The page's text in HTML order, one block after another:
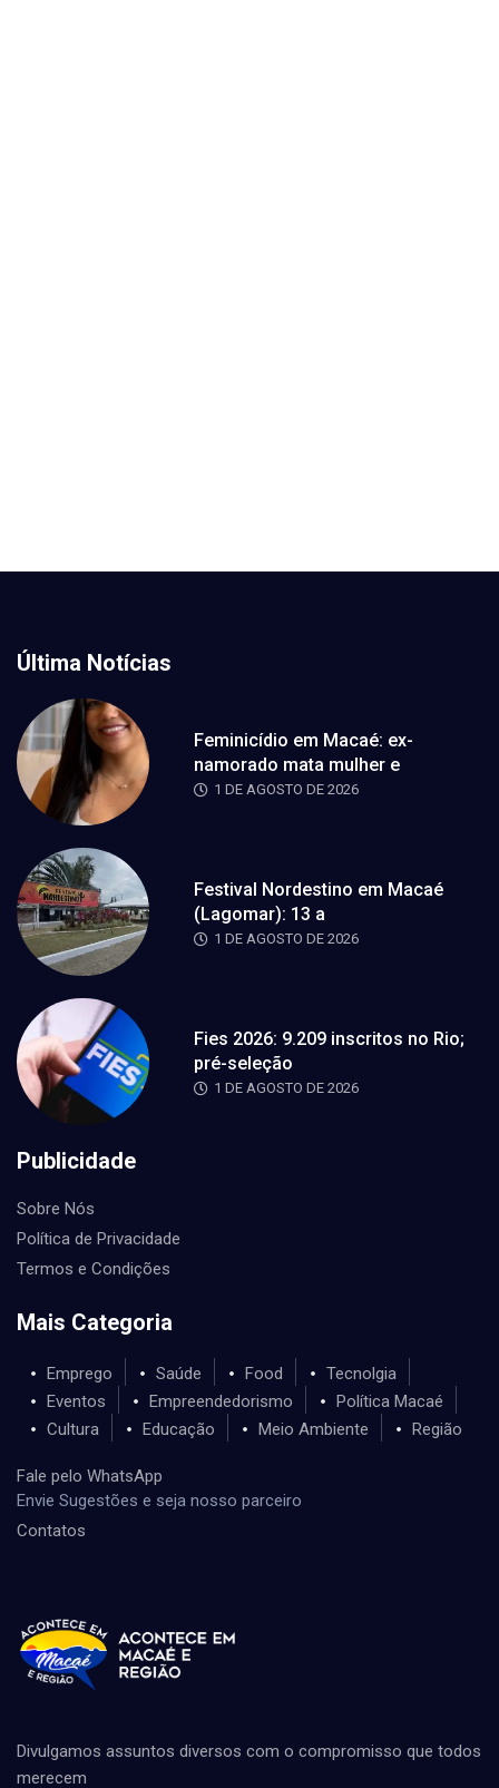
Última Notícias
Feminicídio em Macaé: ex-
namorado mata mulher e
1 DE AGOSTO DE 2026
Festival Nordestino em Macaé
(Lagomar): 13 a
1 DE AGOSTO DE 2026
Fies 2026: 9.209 inscritos no Rio;
pré-seleção
1 DE AGOSTO DE 2026
Publicidade
Sobre Nós
Política de Privacidade
Termos e Condições
Mais Categoria
Emprego Saúde Food
Tecnolgia
Eventos
Empreendedorismo
Política Macaé
Cultura
Educação Meio Ambiente Região
Fale pelo WhatsApp
Envie Sugestões e seja nosso parceiro
Contatos
Divulgamos assuntos diversos com o compromisso que todos
merecem